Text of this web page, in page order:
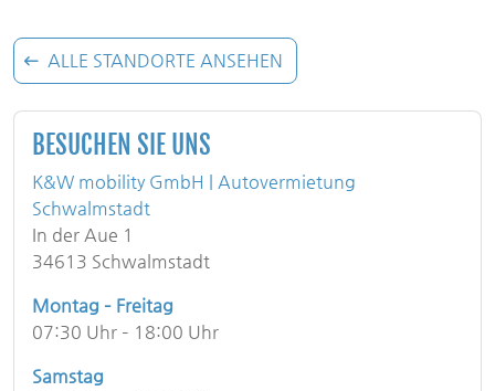
ALLE STANDORTE ANSEHEN
BESUCHEN SIE UNS
K&W mobility GmbH | Autovermietung
Schwalmstadt
In der Aue 1
34613 Schwalmstadt
Montag – Freitag
07:30 Uhr – 18:00 Uhr
Samstag